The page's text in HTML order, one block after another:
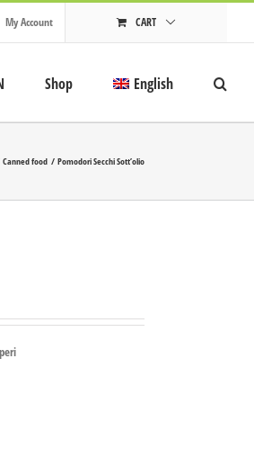
My Account CART
Shop English
Canned food Pomodori Secchi Sott’olio